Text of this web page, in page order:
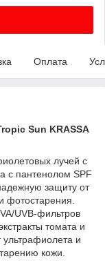
Оплата
Sun KRASSA
лучей с
с пантенолом SPF
защиту от
фотостарения.
UVB-фильтров
томата и
и
кожи.